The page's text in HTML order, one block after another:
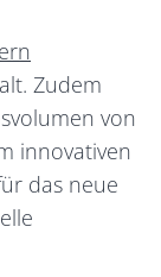
Zudem
von
innovativen
das neue